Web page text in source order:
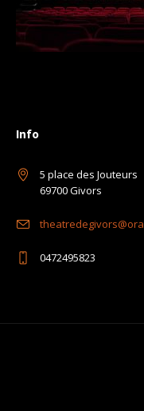
Info
5 place des Jouteurs
69700 Givors
0472495823